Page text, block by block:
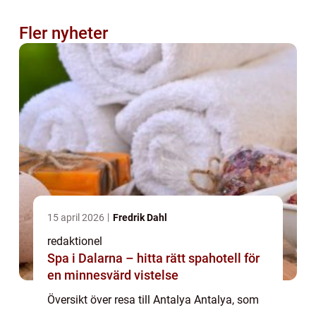
Fler nyheter
15 april 2026 Fredrik Dahl
redaktionel
Spa i Dalarna – hitta rätt spahotell för
en minnesvärd vistelse
Översikt över resa till Antalya Antalya, som